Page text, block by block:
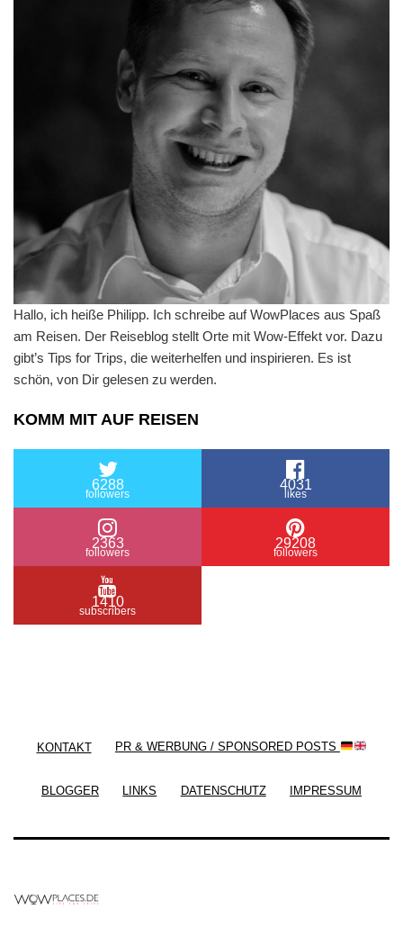
Hallo, ich heiße Philipp. Ich schreibe auf WowPlaces aus Spaß
am Reisen. Der Reiseblog stellt Orte mit Wow-Effekt vor. Dazu
gibt’s Tips for Trips, die weiterhelfen und inspirieren. Es ist
schön, von Dir gelesen zu werden.
KOMM MIT AUF REISEN
6288
followers
4031
likes
2363
followers
29208
followers
1410
subscribers
KONTAKT PR & WERBUNG / SPONSORED POSTS
BLOGGER LINKS DATENSCHUTZ IMPRESSUM